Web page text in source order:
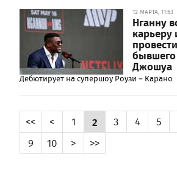
12 МАРТА, 11:53
Нганну
карьеру
Джошуа
Дебютирует на супершоу Роузи – Карано
<< < 1 2 3 4 5
9
10 > >>